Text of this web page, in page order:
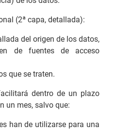
(2ª capa, detallada):
del origen de los datos,
de fuentes de acceso
que se traten.
dentro de un plazo
un mes, salvo que:
han de utilizarse para una